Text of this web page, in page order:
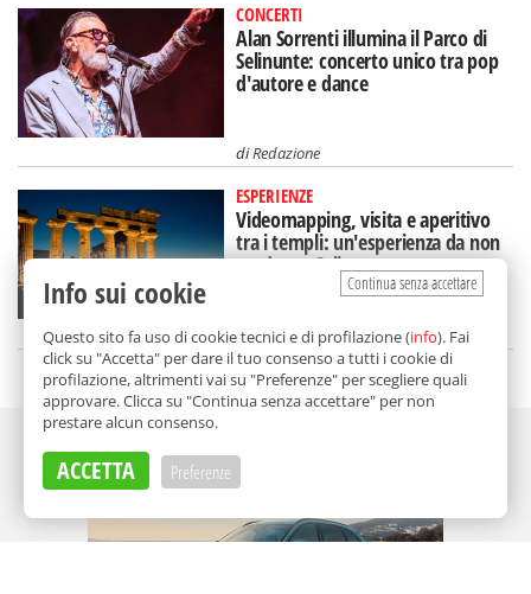
CONCERTI
Alan Sorrenti illumina il Parco di
Selinunte: concerto unico tra pop
d'autore e dance
diRedazione
ESPERIENZE
Videomapping, visita e aperitivo
tra i templi: un'esperienza da non
perdere a Selinunte
diRedazione
Continua senza accettare
Info sui cookie
Questo sito fa uso di cookie tecnici e di profilazione (info). Fai
click su "Accetta" per dare il tuo consenso a tutti i cookie di
profilazione, altrimenti vai su "Preferenze" per scegliere quali
approvare. Clicca su "Continua senza accettare" per non
prestare alcun consenso.
ACCETTA Preferenze